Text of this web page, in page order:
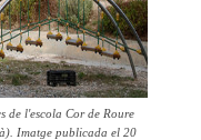
de l'escola Cor de Roure
Imatge publicada el 20